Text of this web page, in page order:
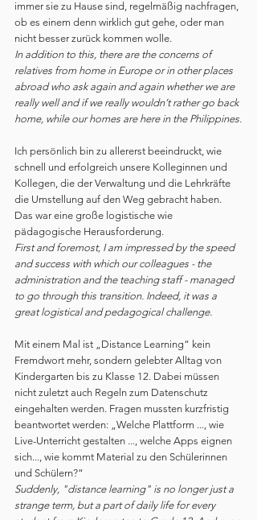
immer sie zu Hause sind, regelmäßig nachfragen,
ob es einem denn wirklich gut gehe, oder man
nicht besser zurück kommen wolle.
In addition to this, there are the concerns of
relatives from home in Europe or in other places
abroad who ask again and again whether we are
really well and if we really wouldn’t rather go back
home, while our homes are here in the Philippines.
Ich persönlich bin zu allererst beeindruckt, wie
schnell und erfolgreich unsere Kolleginnen und
Kollegen, die der Verwaltung und die Lehrkräfte
die Umstellung auf den Weg gebracht haben.
Das war eine große logistische wie
pädagogische Herausforderung.
First and foremost, I am impressed by the speed
and success with which our colleagues - the
administration and the teaching staff - managed
to go through this transition. Indeed, it was a
great logistical and pedagogical challenge.
Mit einem Mal ist „Distance Learning“ kein
Fremdwort mehr, sondern gelebter Alltag von
Kindergarten bis zu Klasse 12. Dabei müssen
nicht zuletzt auch Regeln zum Datenschutz
eingehalten werden. Fragen mussten kurzfristig
beantwortet werden: „Welche Plattform ..., wie
Live-Unterricht gestalten ..., welche Apps eignen
sich..., wie kommt Material zu den Schülerinnen
und Schülern?“
Suddenly, "distance learning" is no longer just a
strange term, but a part of daily life for every